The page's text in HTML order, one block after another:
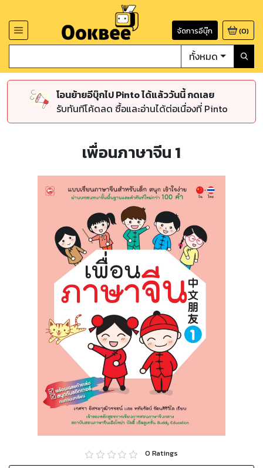
จัดการอีบุ๊ก (0)
ทั้งหมด
โอนย้ายอีบุ๊กไป Pinto ได้แล้ววันนี้ กดเลย
รับทันทีโค้ดลด ซื้อและอ่านได้ต่อเนื่องที่ Pinto
เพื่อนภาษาจีน 1
0 Ratings